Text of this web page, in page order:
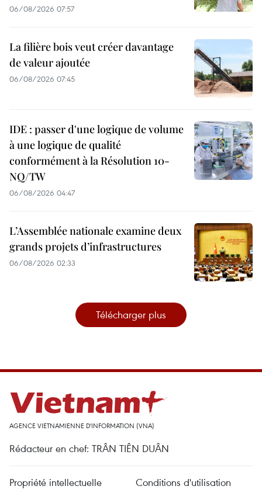
06/08/2026 07:57
La filière bois veut créer davantage
de valeur ajoutée
06/08/2026 07:45
IDE : passer d'une logique de volume
à une logique de qualité
conformément à la Résolution 10-
NQ/TW
06/08/2026 04:47
L’Assemblée nationale examine deux
grands projets d’infrastructures
06/08/2026 02:33
Télécharger plus
AGENCE VIETNAMIENNE D'INFORMATION (VNA)
Rédacteur en chef: TRÂN TIÊN DUÂN
Propriété intellectuelle
Conditions d'utilisation